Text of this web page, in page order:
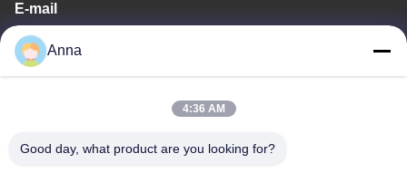
E-mail
wfmbeide@163.com
Notre adresse
Anna
4:36 AM
Good day, what product are you looking for?